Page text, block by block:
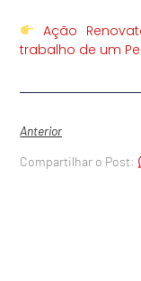
Ação
trabalho de um
Anterior
Compartilhar o Post: